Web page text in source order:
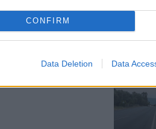
CONFIRM
Data Deletion Data